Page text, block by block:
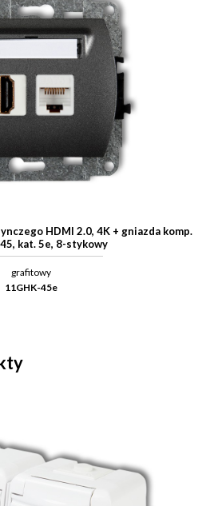
HDMI 2.0, 4K + gniazda komp.
kat. 5e, 8-stykowy
grafitowy
11GHK-45e